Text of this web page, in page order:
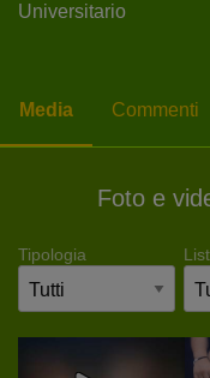
Universitario
Media Commenti
Foto e
Tipologia